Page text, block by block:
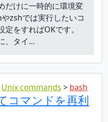
だけに一時的に環境変
zshでは実行したいコ
をすればOKです。
、タイ…
Unix commands bash
コマンドを再利